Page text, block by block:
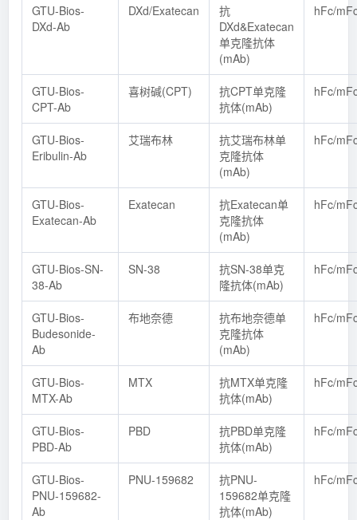
GTU-Bios-
DXd-Ab
DXd/Exatecan
抗
DXd&Exatecan
单克隆抗体
(mAb)
hFc/
GTU-Bios-
CPT-Ab
喜树碱(CPT)
抗CPT单克隆
抗体(mAb)
hFc/
GTU-Bios-
Eribulin-Ab
艾瑞布林
抗艾瑞布林单
克隆抗体
(mAb)
hFc/
GTU-Bios-
Exatecan-Ab
Exatecan
抗Exatecan单
克隆抗体
(mAb)
hFc/
GTU-Bios-SN-
38-Ab
SN-38
抗SN-38单克
隆抗体(mAb)
hFc/
GTU-Bios-
Budesonide-
Ab
布地奈德
抗布地奈德单
克隆抗体
(mAb)
hFc/
GTU-Bios-
MTX-Ab
MTX
抗MTX单克隆
抗体(mAb)
hFc/
GTU-Bios-
PBD-Ab
PBD
抗PBD单克隆
抗体(mAb)
hFc/
GTU-Bios-
PNU-159682-
Ab
PNU-159682
抗PNU-
159682单克隆
抗体(mAb)
hFc/